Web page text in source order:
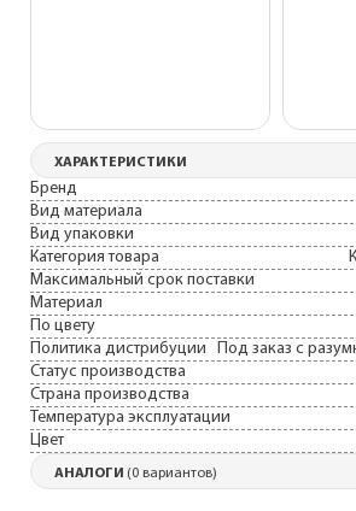
ХАРАКТЕРИСТИКИ
Бренд
Вид материала
Вид упаковки
Категория товара
Максимальный срок поставки
Материал
По цвету
Политика дистрибуции
Под заказ с
Статус производства
Страна производства
Температура эксплуатации
Цвет
АНАЛОГИ (0 вариантов)